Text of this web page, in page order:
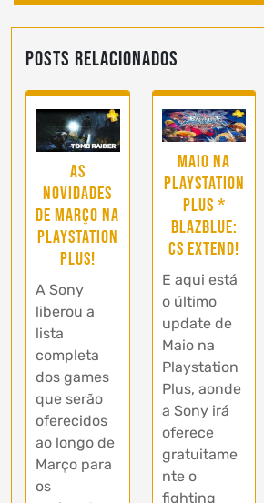
Posts Relacionados
As
novidades
de Março na
Playstation
Plus!
A Sony
liberou a
lista
completa
dos games
que serão
oferecidos
ao longo de
Março para
os
Maio na
Playstation
Plus *
BlazBlue:
CS EXTEND!
E aqui está
o último
update de
Maio na
Playstation
Plus, aonde
a Sony irá
oferece
gratuitame
nte o
fighting